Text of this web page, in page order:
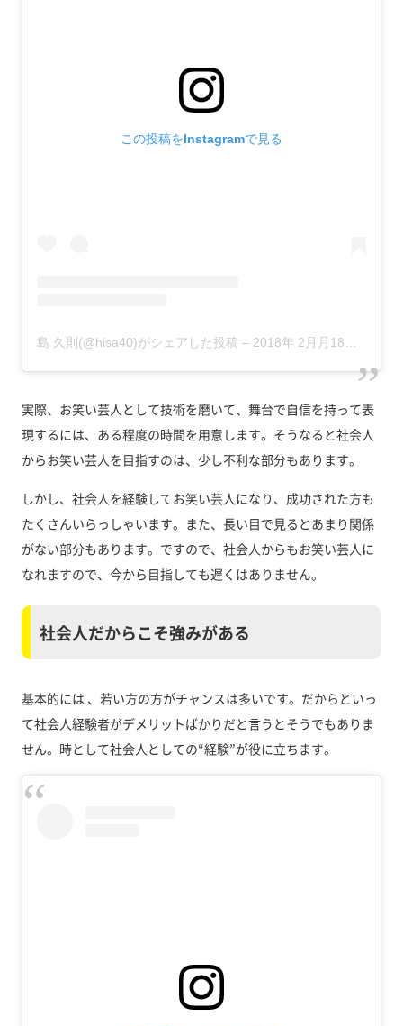
この投稿をInstagramで見る
島 久則(@hisa40)がシェアした投稿 – 2018年 2月月18日午前4時31分PST
実際、お笑い芸人として技術を磨いて、舞台で自信を持って表
現するには、ある程度の時間を用意します。そうなると社会人
からお笑い芸人を目指すのは、少し不利な部分もあります。
しかし、社会人を経験してお笑い芸人になり、成功された方も
たくさんいらっしゃいます。また、長い目で見るとあまり関係
がない部分もあります。ですので、社会人からもお笑い芸人に
なれますので、今から目指しても遅くはありません。
社会人だからこそ強みがある
基本的には 、若い方の方がチャンスは多いです。だからといっ
て社会人経験者がデメリットばかりだと言うとそうでもありま
せん。時として社会人としての“経験”が役に立ちます。